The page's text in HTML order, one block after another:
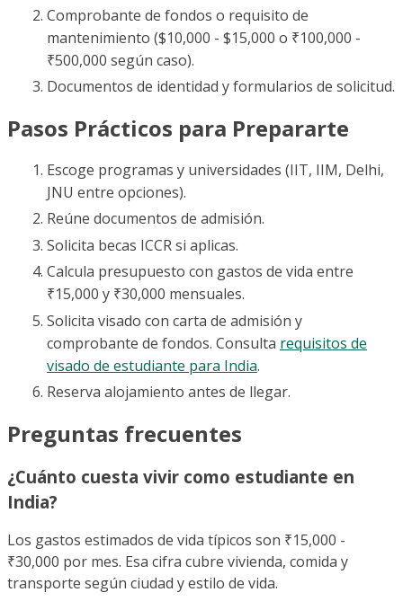
Comprobante de fondos o requisito de
mantenimiento ($10,000 - $15,000 o ₹100,000 -
₹500,000 según caso).
Documentos de identidad y formularios de solicitud.
Pasos Prácticos para Prepararte
Escoge programas y universidades (IIT, IIM, Delhi,
JNU entre opciones).
Reúne documentos de admisión.
Solicita becas ICCR si aplicas.
Calcula presupuesto con gastos de vida entre
₹15,000 y ₹30,000 mensuales.
Solicita visado con carta de admisión y
comprobante de fondos. Consulta requisitos de
visado de estudiante para India.
Reserva alojamiento antes de llegar.
Preguntas frecuentes
¿Cuánto cuesta vivir como estudiante en
India?
Los gastos estimados de vida típicos son ₹15,000 -
₹30,000 por mes. Esa cifra cubre vivienda, comida y
transporte según ciudad y estilo de vida.